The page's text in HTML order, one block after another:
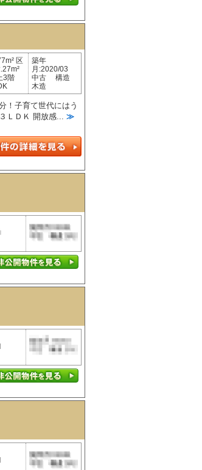
区
3階
築年
月:2020/03
中古 構造
木造
！子育て世代にはう
ＬＤＫ 開放感... ≫